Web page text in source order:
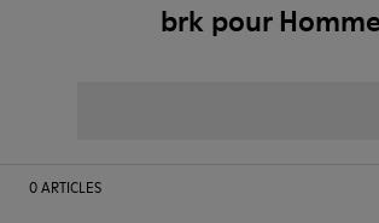
brk pour
0ARTICLES